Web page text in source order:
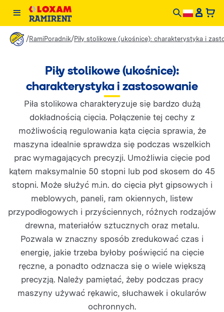
/RamiPoradnik/Piły stolikowe (ukośnice): charakterystyka i
Piły stolikowe (ukośnice):
charakterystyka i zastosowanie
Piła stolikowa charakteryzuje się bardzo dużą
dokładnością cięcia. Połączenie tej cechy z
możliwością regulowania kąta cięcia sprawia, że
maszyna idealnie sprawdza się podczas wszelkich
prac wymagających precyzji. Umożliwia cięcie pod
kątem maksymalnie 50 stopni lub pod skosem do 45
stopni. Może służyć m.in. do cięcia płyt gipsowych i
meblowych, paneli, ram okiennych, listew
przypodłogowych i przyściennych, różnych rodzajów
drewna, materiałów sztucznych oraz metalu.
Pozwala w znaczny sposób zredukować czas i
energię, jakie trzeba byłoby poświęcić na cięcie
ręczne, a ponadto odznacza się o wiele większą
precyzją. Należy pamiętać, żeby podczas pracy
maszyny używać rękawic, słuchawek i okularów
ochronnych.